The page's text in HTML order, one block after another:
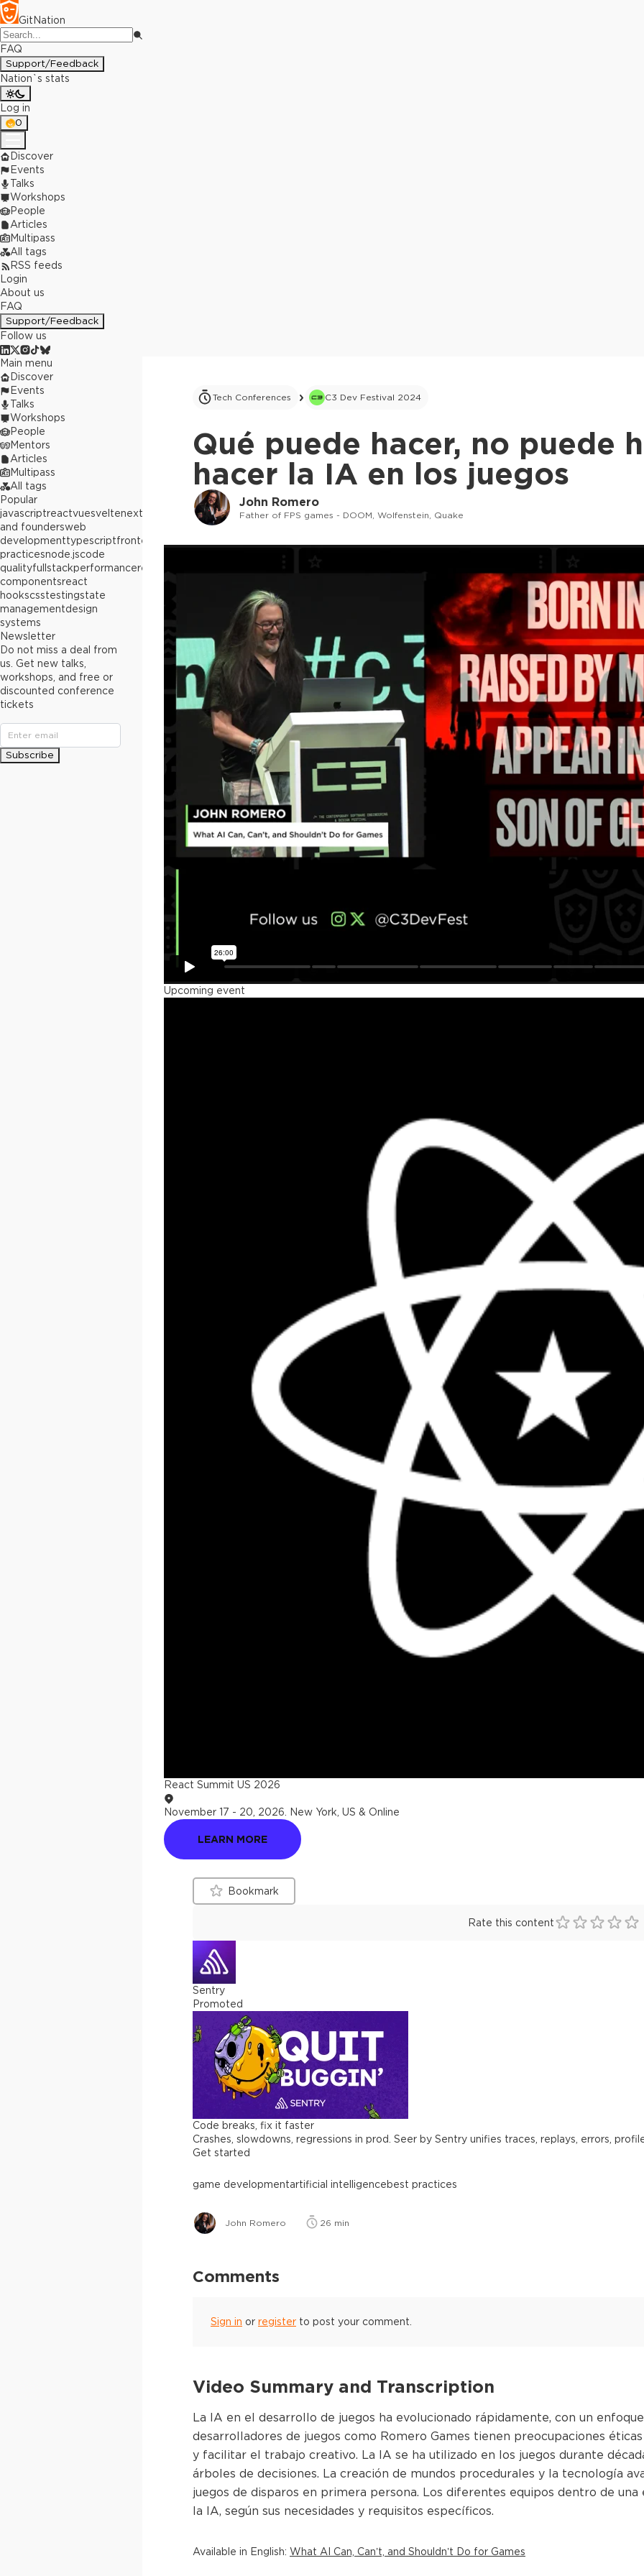
GitNation
FAQ
Support/Feedback
Nation`s stats
Log in
0
Discover
Events
Talks
Workshops
People
Articles
Multipass
All tags
RSS feeds
Login
About us
FAQ
Support/Feedback
Follow us
Tech Conferences C3 Dev Festival 2024
Qué puede hacer, no puede
hacer la IA en los juegos
John Romero
Father of FPS games - DOOM, Wolfenstein, Quake
React Summit US 2026
November 17 - 20, 2026
New York, US & Online
The biggest React conference in the
LEARN MORE
Upcoming event
React Summit US 2026
November 17 - 20, 2026 New York, US & Online
LEARN MORE
Bookmark
Rate this content
Sentry
Promoted
Code breaks, fix it faster
Crashes, slowdowns, regressions in prod. Seer by Sentry unifies traces, replays, errors,
Get started
game developmentartificial intelligencebest practices
John Romero 26 min
Comments
Sign in or register to post your comment.
Video Summary and Transcription
La IA en el desarrollo de juegos ha evolucionado rápidamente, con un
desarrolladores de juegos como Romero Games tienen preocupaciones
y facilitar el trabajo creativo. La IA se ha utilizado en los juegos durante
árboles de decisiones. La creación de mundos procedurales y la tecnología
juegos de disparos en primera persona. Los diferentes equipos dentro de
la IA, según sus necesidades y requisitos específicos.
Available in English: What AI Can, Can’t, and Shouldn’t Do for Games
Main menu
Discover
Events
Talks
Workshops
People
Mentors
Articles
Multipass
All tags
Popular
javascriptreactvuesveltenext.js
and foundersweb
developmenttypescriptfrontend
practicesnode.jscode
qualityfullstackperformancereact
componentsreact
hookscsstestingstate
managementdesign
systems
Newsletter
Do not miss a deal from
us. Get new talks,
workshops, and free or
discounted conference
tickets
Subscribe